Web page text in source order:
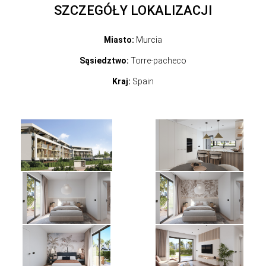
SZCZEGÓŁY LOKALIZACJI
Miasto: Murcia
Sąsiedztwo: Torre-pacheco
Kraj: Spain